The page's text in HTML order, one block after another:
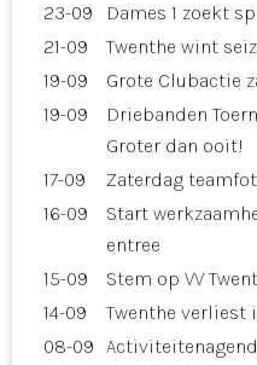
23-09
Dames 1 zoekt
21-09
Twenthe wint
19-09
Grote Clubactie
19-09
Driebanden
Groter dan ooit!
17-09
Zaterdag
16-09
Start
entree
15-09
Stem op VV
14-09
Twenthe verliest
08-09